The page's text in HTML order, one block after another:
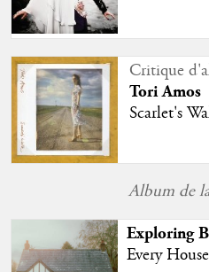
Critique
Tori Amos
Scarlet's
Album de
Exploring
Every